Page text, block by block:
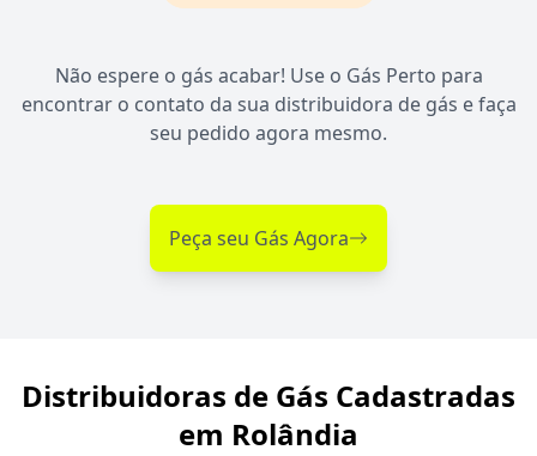
Não espere o gás acabar! Use o Gás Perto para
encontrar o contato da sua distribuidora de gás e faça
seu pedido agora mesmo.
Peça seu Gás Agora
Distribuidoras de Gás Cadastradas
em Rolândia